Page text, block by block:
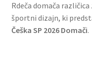
Rdeča domača
športni dizajn, ki
Češka SP 2026 Domači.